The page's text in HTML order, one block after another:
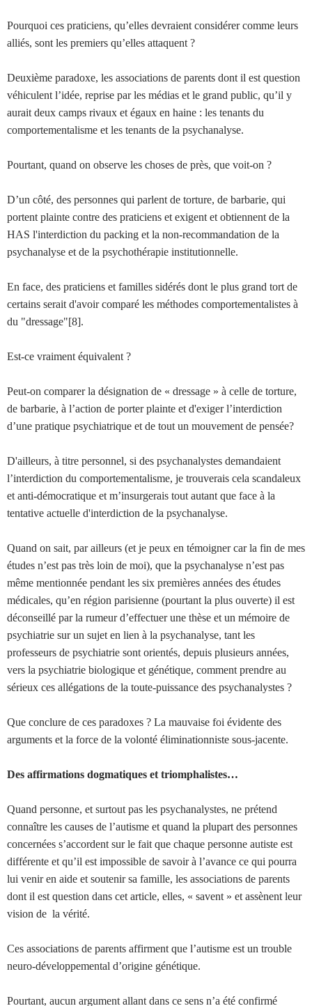
Pourquoi ces praticiens, qu’elles devraient considérer comme leurs
alliés, sont les premiers qu’elles attaquent ?
Deuxième paradoxe, les associations de parents dont il est question
véhiculent l’idée, reprise par les médias et le grand public, qu’il y
aurait deux camps rivaux et égaux en haine : les tenants du
comportementalisme et les tenants de la psychanalyse.
Pourtant, quand on observe les choses de près, que voit-on ?
D’un côté, des personnes qui parlent de torture, de barbarie, qui
portent plainte contre des praticiens et exigent et obtiennent de la
HAS l'interdiction du packing et la non-recommandation de la
psychanalyse et de la psychothérapie institutionnelle.
En face, des praticiens et familles sidérés dont le plus grand tort de
certains serait d'avoir comparé les méthodes comportementalistes à
du "dressage"[8].
Est-ce vraiment équivalent ?
Peut-on comparer la désignation de « dressage » à celle de torture,
de barbarie, à l’action de porter plainte et d'exiger l’interdiction
d’une pratique psychiatrique et de tout un mouvement de pensée?
D'ailleurs, à titre personnel, si des psychanalystes demandaient
l’interdiction du comportementalisme, je trouverais cela scandaleux
et anti-démocratique et m’insurgerais tout autant que face à la
tentative actuelle d'interdiction de la psychanalyse.
Quand on sait, par ailleurs (et je peux en témoigner car la fin de mes
études n’est pas très loin de moi), que la psychanalyse n’est pas
même mentionnée pendant les six premières années des études
médicales, qu’en région parisienne (pourtant la plus ouverte) il est
déconseillé par la rumeur d’effectuer une thèse et un mémoire de
psychiatrie sur un sujet en lien à la psychanalyse, tant les
professeurs de psychiatrie sont orientés, depuis plusieurs années,
vers la psychiatrie biologique et génétique, comment prendre au
sérieux ces allégations de la toute-puissance des psychanalystes ?
Que conclure de ces paradoxes ? La mauvaise foi évidente des
arguments et la force de la volonté éliminationniste sous-jacente.
Des affirmations dogmatiques et triomphalistes…
Quand personne, et surtout pas les psychanalystes, ne prétend
connaître les causes de l’autisme et quand la plupart des personnes
concernées s’accordent sur le fait que chaque personne autiste est
différente et qu’il est impossible de savoir à l’avance ce qui pourra
lui venir en aide et soutenir sa famille, les associations de parents
dont il est question dans cet article, elles, « savent » et assènent leur
vision de la vérité.
Ces associations de parents affirment que l’autisme est un trouble
neuro-développemental d’origine génétique.
Pourtant, aucun argument allant dans ce sens n’a été confirmé